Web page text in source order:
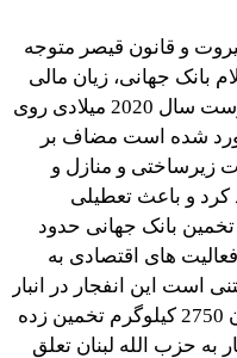
و قانون قیصر متوجه
بانک جهانی، زیان مالی
انفجار بندر بیروت که در تاریخ 4 آگوست سال 2020 میلادی روی
دلار برآورد شده است مضاف بر
زیرساختی و منازل و
کرد و باعث تعطیلی
بانک جهانی حدود
فعالیت های اقتصادی به
است این انفجار در انبار
نیترات آمونیوم روی داد که مقدار آن 2750 کیلوگرم تخمین زده
به حزب الله لبنان تعلق